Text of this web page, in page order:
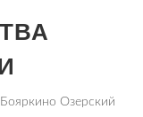
Озерский